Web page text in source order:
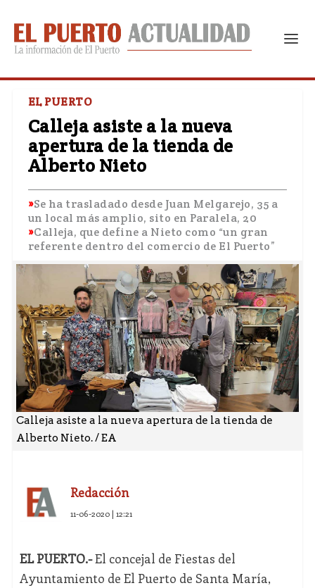
EL PUERTO
Calleja asiste a la nueva
apertura de la tienda de
Alberto Nieto
Se ha trasladado desde Juan Melgarejo, 35 a
un local más amplio, sito en Paralela, 20
Calleja, que define a Nieto como “un gran
referente dentro del comercio de El Puerto”
Calleja asiste a la nueva apertura de la tienda de
Alberto Nieto. / EA
Redacción
11-06-2020 | 12:21
EL PUERTO.-El concejal de Fiestas del
Ayuntamiento de El Puerto de Santa María,